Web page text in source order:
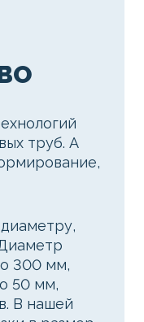
труб. А
300 мм,
50 мм,
В нашей